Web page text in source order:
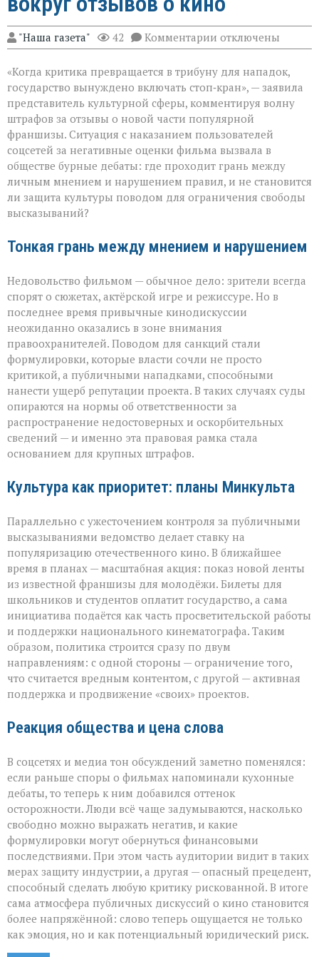
"Наша газета" 42 Комментарии к
записи
слова — не
безлимитный
тариф»:
споры
вокруг
отзывов
о
кино
отключены
«Когда критика превращается в трибуну для нападок,
государство вынуждено включать стоп‑кран», — заявила
представитель культурной сферы, комментируя волну
штрафов за отзывы о новой части популярной
франшизы. Ситуация с наказанием пользователей
соцсетей за негативные оценки фильма вызвала в
обществе бурные дебаты: где проходит грань между
личным мнением и нарушением правил, и не становится
ли защита культуры поводом для ограничения свободы
высказываний?
Тонкая грань между мнением и нарушением
Недовольство фильмом — обычное дело: зрители всегда
спорят о сюжетах, актёрской игре и режиссуре. Но в
последнее время привычные кинодискуссии
неожиданно оказались в зоне внимания
правоохранителей. Поводом для санкций стали
формулировки, которые власти сочли не просто
критикой, а публичными нападками, способными
нанести ущерб репутации проекта. В таких случаях суды
опираются на нормы об ответственности за
распространение недостоверных и оскорбительных
сведений — и именно эта правовая рамка стала
основанием для крупных штрафов.
Культура как приоритет: планы Минкульта
Параллельно с ужесточением контроля за публичными
высказываниями ведомство делает ставку на
популяризацию отечественного кино. В ближайшее
время в планах — масштабная акция: показ новой ленты
из известной франшизы для молодёжи. Билеты для
школьников и студентов оплатит государство, а сама
инициатива подаётся как часть просветительской работы
и поддержки национального кинематографа. Таким
образом, политика строится сразу по двум
направлениям: с одной стороны — ограничение того,
что считается вредным контентом, с другой — активная
поддержка и продвижение «своих» проектов.
Реакция общества и цена слова
В соцсетях и медиа тон обсуждений заметно поменялся:
если раньше споры о фильмах напоминали кухонные
дебаты, то теперь к ним добавился оттенок
осторожности. Люди всё чаще задумываются, насколько
свободно можно выражать негатив, и какие
формулировки могут обернуться финансовыми
последствиями. При этом часть аудитории видит в таких
мерах защиту индустрии, а другая — опасный прецедент,
способный сделать любую критику рискованной. В итоге
сама атмосфера публичных дискуссий о кино становится
более напряжённой: слово теперь ощущается не только
как эмоция, но и как потенциальный юридический риск.